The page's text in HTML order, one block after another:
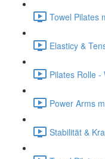
Towel Pilates
Elasticy &
Pilates Rolle -
Power Arms
Stabilität &